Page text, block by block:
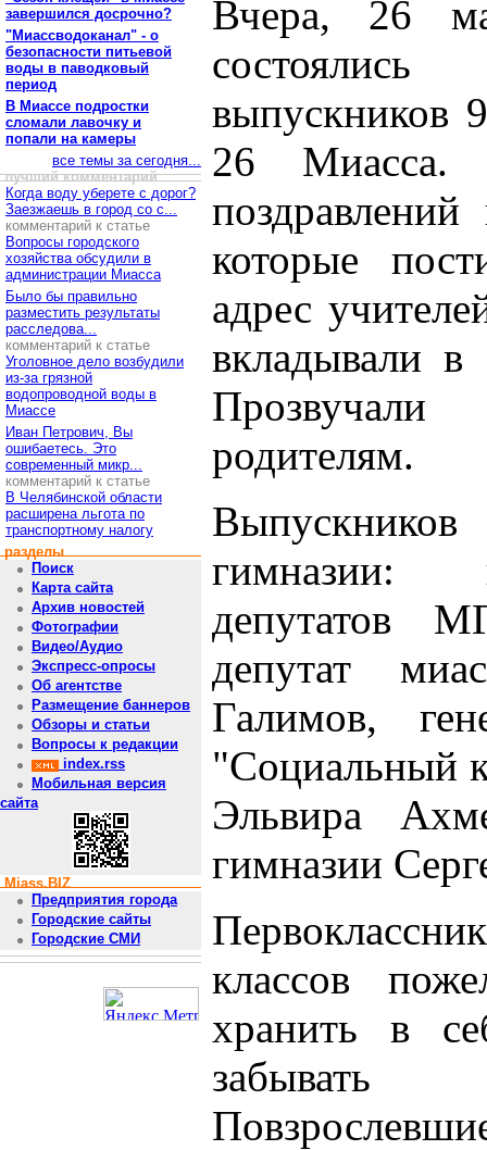
завершился досрочно?
"Миассводоканал" - о
безопасности питьевой
воды в паводковый
период
В Миассе подростки
сломали лавочку и
попали на камеры
все темы за сегодня...
лучший комментарий
Когда воду уберете с дорог?
Заезжаешь в город со с...
комментарий к статье
Вопросы городского
хозяйства обсудили в
администрации Миасса
Было бы правильно
разместить результаты
расследова...
комментарий к статье
Уголовное дело возбудили
из-за грязной
водопроводной воды в
Миассе
Иван Петрович, Вы
ошибаетесь. Это
современный микр...
комментарий к статье
В Челябинской области
расширена льгота по
транспортному налогу
разделы
Поиск
Карта сайта
Архив новостей
Фотографии
Видео/Аудио
Экспресс-опросы
Об агентстве
Размещение баннеров
Обзоры и статьи
Вопросы к редакции
index.rss
Мобильная версия
сайта
Miass.BIZ
Предприятия города
Городские сайты
Городские СМИ
Вчера, 26
выпускников
26 Миасса.
которые
адрес
вкладывали в
родителям.
гимназии:
депутатов
депутат
Галимов,
"Социальный
Эльвира
гимназии
классов
хранить в